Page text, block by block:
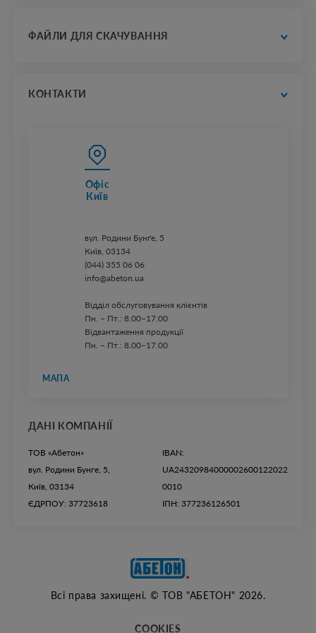
нам довіряють
ФАЙЛИ ДЛЯ СКАЧУВАННЯ
прайс-листи
КОНТАКТИ
Офіс
Київ
вул. ​Родини Бунґе, 5
Київ, 03134
(044) 355 06 06
info@abeton.ua
Відділ обслуговування клієнтів
Пн. – Пт.: 8.00–17.00
Відвантаження продукції
Пн. – Пт.: 8.00–17.00
МАПА
ДАНІ КОМПАНІЇ
ТОВ «Абетон»
вул. Родини Бунге, 5,
Київ, 03134
ЄДРПОУ: 37723618
IBAN:
UA24320984000002600122022
0010
ІПН: 377236126501
Всі права захищені. © ТОВ "АБЕТОН" 2026.
COOKIES